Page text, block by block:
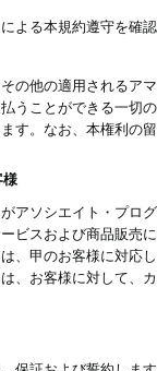
よる本規約遵守を確
の他の適用されるア
うことができる一切
す。なお、本権利の
様
アソシエイト・プロ
ビスおよび商品販売
、甲のお客様に対応
、お客様に対して、